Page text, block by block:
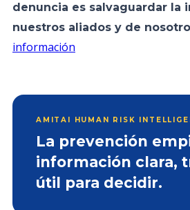
denuncia es salvaguardar la
nuestros aliados y de
información
AMITAI HUMAN RISK
La prevención
información clara,
útil para decidir.